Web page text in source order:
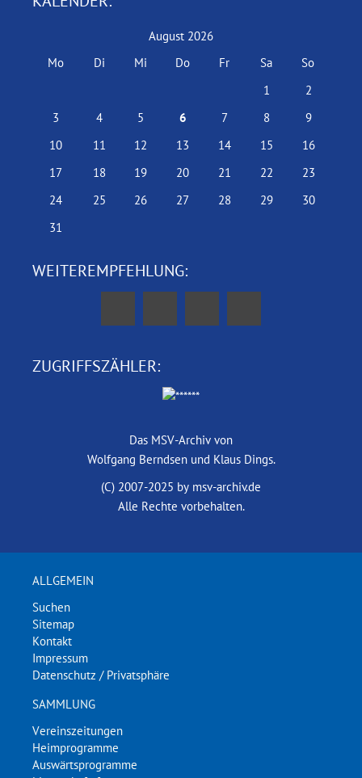
August 2026
Mo
Di Mi Do Fr Sa
So
1
2
3
4 5 6 7 8
9
10
11 12 13 14 15
16
17
18 19 20 21 22
23
24
25 26 27 28 29
30
31
WEITEREMPFEHLUNG:
ZUGRIFFSZÄHLER:
Das MSV-Archiv von
Wolfgang Berndsen und Klaus Dings.
(C) 2007-2025 by msv-archiv.de
Alle Rechte vorbehalten.
ALLGEMEIN
Suchen
Sitemap
Kontakt
Impressum
Datenschutz / Privatsphäre
SAMMLUNG
Vereinszeitungen
Heimprogramme
Auswärtsprogramme